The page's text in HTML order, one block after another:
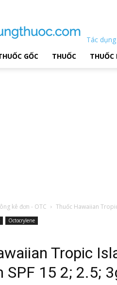
Tác
GỐC THUỐC THUỐC
kê đơn - OTC Thuốc Hawaiian
Octocrylene
Tropic
SPF 15 2; 2.5;